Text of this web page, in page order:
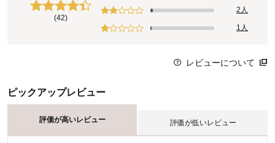
(42)
2人
1人
レビューについて
ピックアップレビュー
評価が高いレビュー 評価が低いレビュー